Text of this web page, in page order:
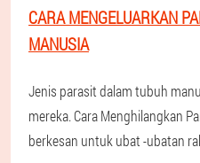
CARA MENGELUARKAN
MANUSIA
Jenis parasit dalam tubuh
mereka. Cara Menghilangkan
berkesan untuk ubat -ubatan